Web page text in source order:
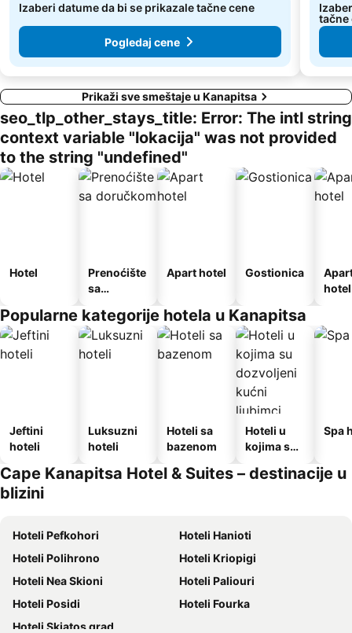
Izaberi datume da bi se prikazale tačne cene
Pogledaj cene
tačne
Prikaži sve smeštaje u Kanapitsa
seo_tlp_other_stays_title: Error: The intl string
context variable "lokacija" was not provided
to the string "undefined"
Hotel
Prenoćište
sa
Apart hotel Gostionica
hotel
Popularne kategorije hotela u Kanapitsa
Jeftini
hoteli
Luksuzni
hoteli
Hoteli sa
bazenom
Hoteli u
kojima su
kućni
Spa
Cape Kanapitsa Hotel & Suites – destinacije u
blizini
Hoteli Pefkohori
Hoteli Hanioti
Hoteli Polihrono
Hoteli Kriopigi
Hoteli Nea Skioni
Hoteli Paliouri
Hoteli Posidi
Hoteli Fourka
Hoteli Skiatos grad